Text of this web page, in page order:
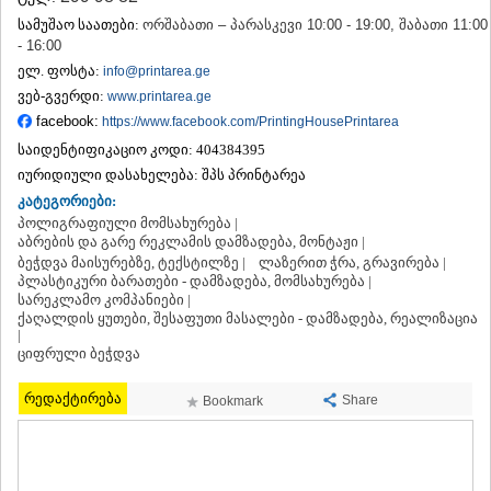
ᲗᲔᲠᲯᲝᲚᲐ
ᲡᲐᲛᲢᲠᲔᲓᲘᲐ
ᲢᲧᲘᲑᲣᲚᲘ
ᲥᲣᲗᲐᲘᲡᲘ
ᲬᲧᲐᲚᲢᲣᲑᲝ
ᲭᲘᲐᲗᲣᲠᲐ
ᲮᲐᲠᲐᲒᲐᲣᲚᲘ
ᲮᲝᲜᲘ
ᲙᲐᲮᲔᲗᲘ
ᲐᲮᲛᲔᲢᲐ
ᲒᲣᲠᲯᲐᲐᲜᲘ
ᲓᲔᲓᲝᲤᲚᲘᲡᲬᲧᲐᲠᲝ
ᲗᲔᲚᲐᲕᲘ
ᲚᲐᲒᲝᲓᲔᲮᲘ
ᲡᲐᲒᲐᲠᲔᲯᲝ
ᲧᲕᲐᲠᲔᲚᲘ
ᲬᲜᲝᲠᲘ
სამუშაო საათები: ორშაბათი – პარასკევი 10:00 - 19:00, შაბათი 11:00
- 16:00
ელ. ფოსტა: info@printarea.ge
ვებ-გვერდი: www.printarea.ge
facebook: https://www.facebook.com/PrintingHousePrintarea
საიდენტიფიკაციო კოდი: 404384395
იურიდიული დასახელება: შპს პრინტარეა
კატეგორიები:
პოლიგრაფიული მომსახურება |
აბრების და გარე რეკლამის დამზადება, მონტაჟი |
ბეჭდვა მაისურებზე, ტექსტილზე |
ლაზერით ჭრა, გრავირება |
პლასტიკური ბარათები - დამზადება, მომსახურება |
სარეკლამო კომპანიები |
ქაღალდის ყუთები, შესაფუთი მასალები - დამზადება, რეალიზაცია
ციფრული ბეჭდვა
რედაქტირება Bookmark Share